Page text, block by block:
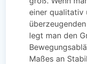
einer qualitativ
legt man den
Maßes an